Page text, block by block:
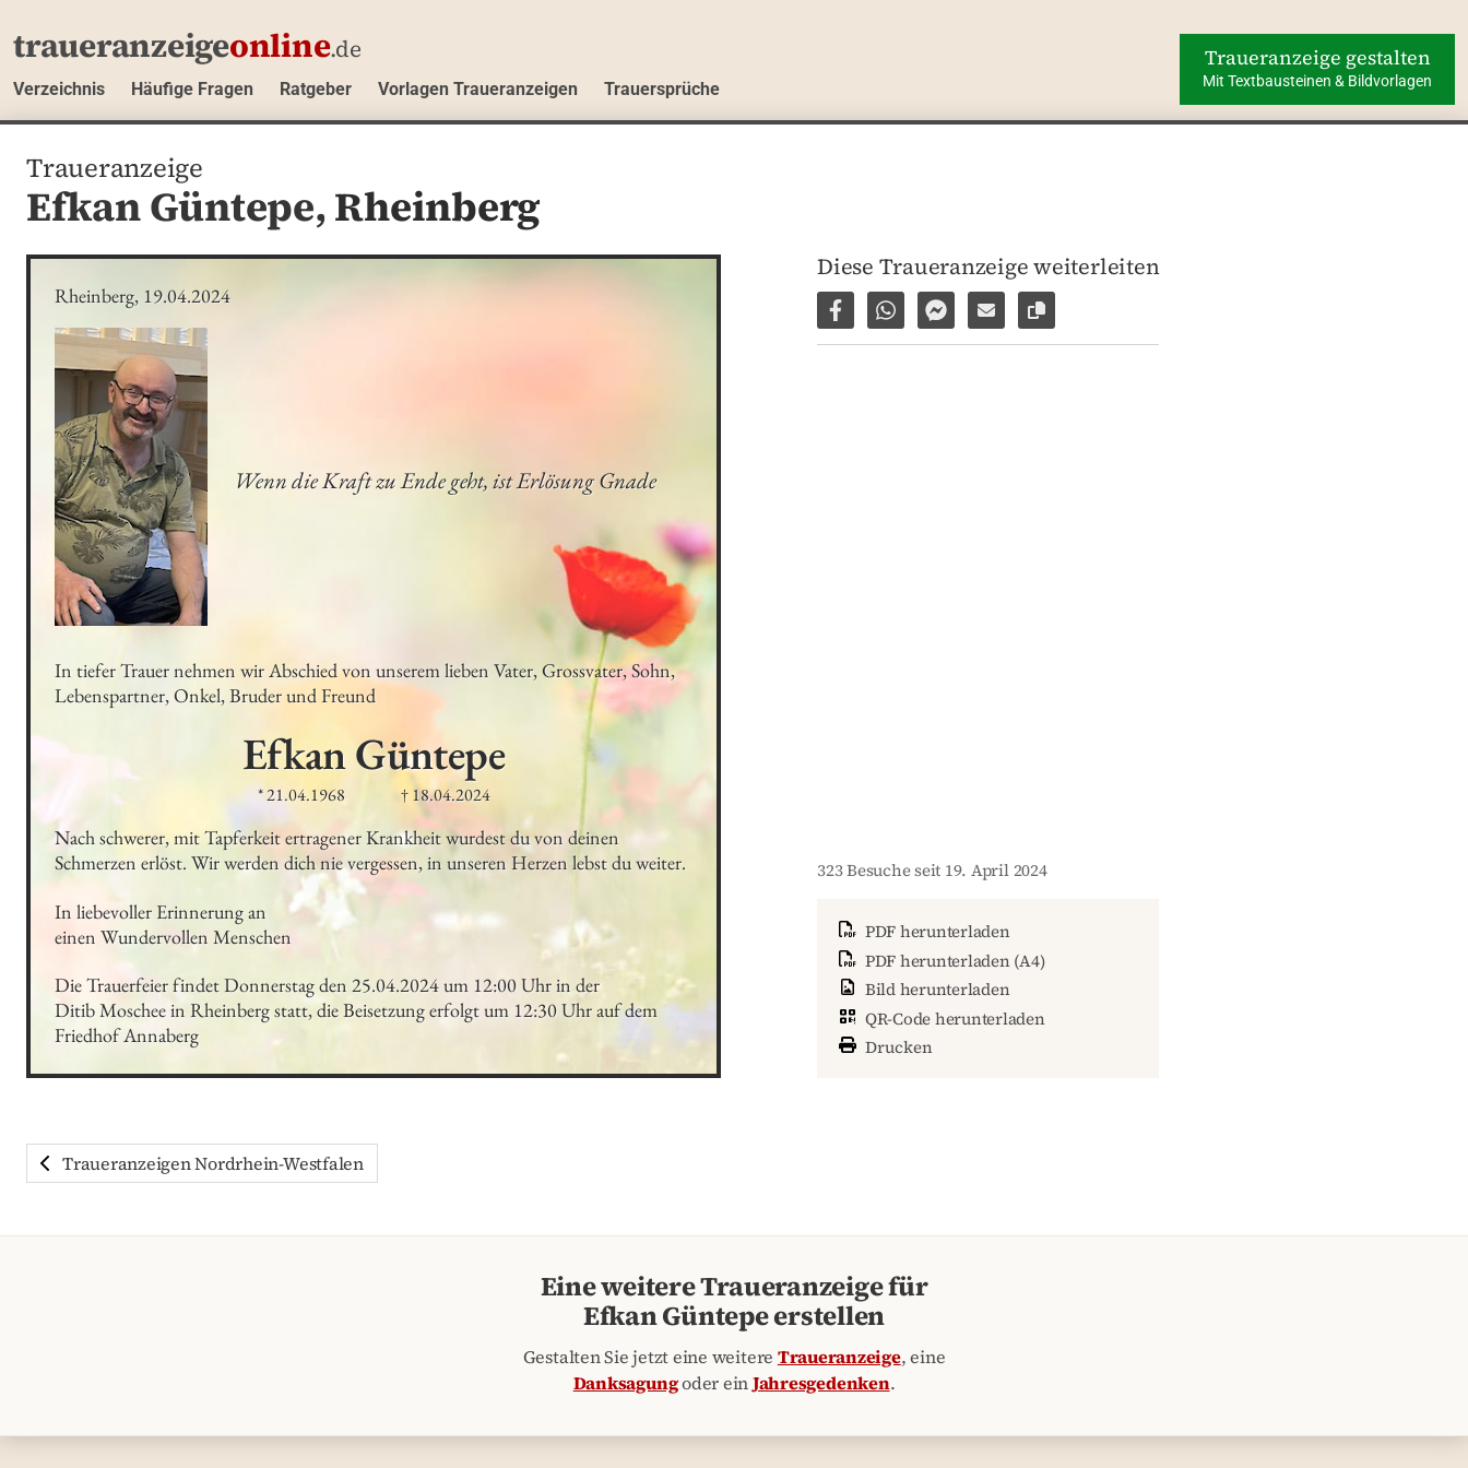
traueranzeigeonline.de
Verzeichnis Häufige Fragen Ratgeber Vorlagen Traueranzeigen Trauersprüche
Traueranzeige gestalten
Mit Textbausteinen & Bildvorlagen
Traueranzeige
Efkan Güntepe, Rheinberg
Rheinberg, 19.04.2024
Wenn die Kraft zu Ende geht, ist Erlösung Gnade
In tiefer Trauer nehmen wir Abschied von unserem lieben Vater, Grossvater, Sohn,
Lebenspartner, Onkel, Bruder und Freund
EfkanGüntepe
* 21.04.1968 † 18.04.2024
Nach schwerer, mit Tapferkeit ertragener Krankheit wurdest du von deinen
Schmerzen erlöst. Wir werden dich nie vergessen, in unseren Herzen lebst du weiter.
In liebevoller Erinnerung an
einen Wundervollen Menschen
Die Trauerfeier findet Donnerstag den 25.04.2024 um 12:00 Uhr in der
Ditib Moschee in Rheinberg statt, die Beisetzung erfolgt um 12:30 Uhr auf dem
Friedhof Annaberg
Diese Traueranzeige weiterleiten
Auf Facebook teilen
Per WhatsApp weiterleiten
Per Facebook Messenger weiterleiten
Per E-Mail versenden
Link zur Seite kopieren
323 Besuche seit 19. April 2024
PDF herunterladen
PDF herunterladen (A4)
Bild herunterladen
QR-Code herunterladen
Drucken
Traueranzeigen Nordrhein-Westfalen
Eine weitere Traueranzeige für
Efkan Güntepe erstellen
Gestalten Sie jetzt eine weitere Traueranzeige, eine
Danksagungoder einJahresgedenken.